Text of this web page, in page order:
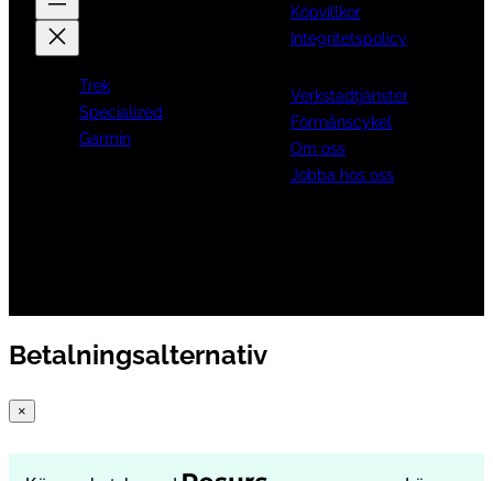
Trek
Specialized
Garmin
Köpvillkor
Integritetspolicy
Verkstadtjänster
Förmånscykel
Om oss
Jobba hos oss
Betalningsalternativ
×